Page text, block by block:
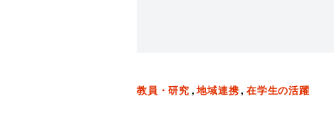
教員・研究 地域連携 在学生の活躍